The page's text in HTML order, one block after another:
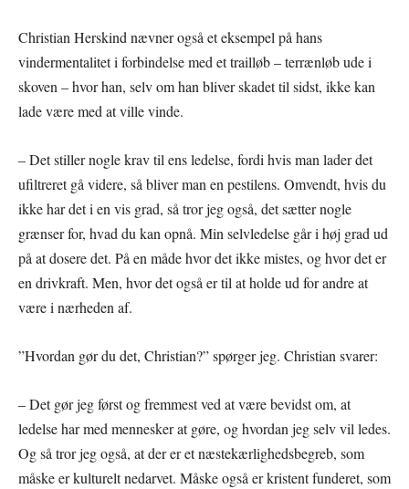
Christian Herskind nævner også et eksempel på hans
vindermentalitet i forbindelse med et trailløb – terrænløb ude i
skoven – hvor han, selv om han bliver skadet til sidst, ikke kan
lade være med at ville vinde.
– Det stiller nogle krav til ens ledelse, fordi hvis man lader det
ufiltreret gå videre, så bliver man en pestilens. Omvendt, hvis du
ikke har det i en vis grad, så tror jeg også, det sætter nogle
grænser for, hvad du kan opnå. Min selvledelse går i høj grad ud
på at dosere det. På en måde hvor det ikke mistes, og hvor det er
en drivkraft. Men, hvor det også er til at holde ud for andre at
være i nærheden af.
”Hvordan gør du det, Christian?” spørger jeg. Christian svarer:
– Det gør jeg først og fremmest ved at være bevidst om, at
ledelse har med mennesker at gøre, og hvordan jeg selv vil ledes.
Og så tror jeg også, at der er et næstekærlighedsbegreb, som
måske er kulturelt nedarvet. Måske også er kristent funderet, som